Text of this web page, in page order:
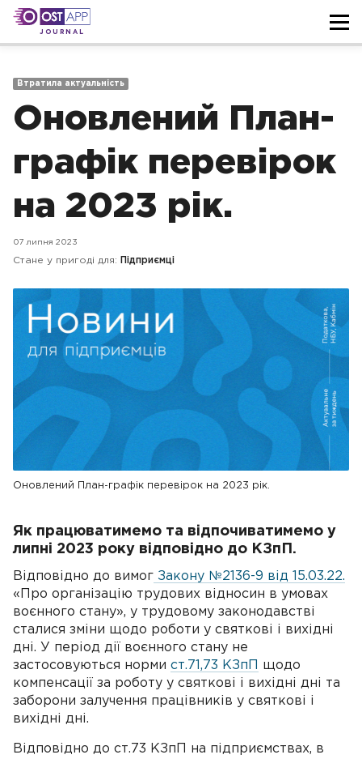
JOURNAL
Оновлений План-
графік перевірок
на 2023 рік.
Втратила актуальність
07 липня 2023
Стане у пригоді для: Підприємці
Оновлений План-графік перевірок на 2023 рік.
Як працюватимемо та відпочиватимемо у
липні 2023 року відповідно до КЗпП.
Відповідно до вимог Закону №2136-9 від 15.03.22.
«Про організацію трудових відносин в умовах
воєнного стану», у трудовому законодавстві
сталися зміни щодо роботи у святкові і вихідні
дні. У період дії воєнного стану не
застосовуються норми ст.71,73 КЗпП щодо
компенсації за роботу у святкові і вихідні дні та
заборони залучення працівників у святкові і
вихідні дні.
Відповідно до ст.73 КЗпП на підприємствах, в